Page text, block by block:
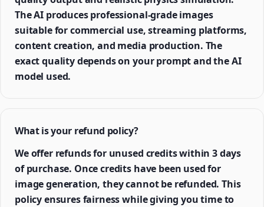
The AI produces professional-grade images
suitable for commercial use, streaming platforms,
content creation, and media production. The
exact quality depends on your prompt and the AI
model used.
What is your refund policy?
We offer refunds for unused credits within 3 days
of purchase. Once credits have been used for
image generation, they cannot be refunded. This
policy ensures fairness while giving you time to